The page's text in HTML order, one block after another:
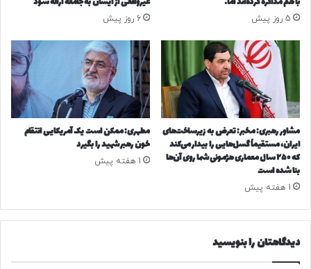
ر
ز
ن
ت
ش
ز
د
ه
ب
ا
ا
ا
ن
ک
ی
د
ر
ت
ن
5 روز پیش 6 روز پیش
مشاور رهبری: مخبر: تعرض به زیرساخت‌های
ایران، مستقیماً گسل‌هایی را بیدار می‌کند
که ۲۵۰ سال معماری هژمونی شما روی آن‌ها
بنا شده است
1 هفته پیش
مطهری: ممکن است یک آمریکایی انتقام
خون رهبر شهید را بگیرد
1 هفته پیش
دیدگاهتان را بنویسید